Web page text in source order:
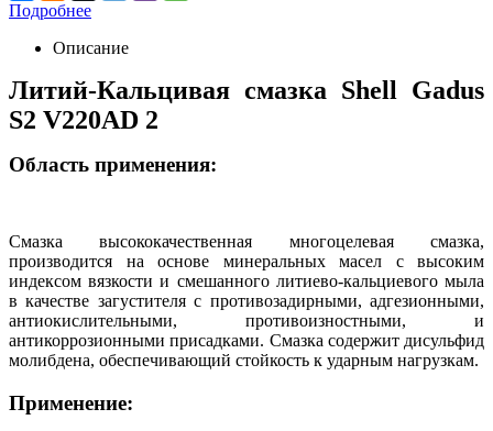
Подробнее
Описание
Литий-Кальцивая смазка Shell Gadus
S2 V220AD 2
Область применения:
Смазка высококачественная многоцелевая смазка,
производится на основе минеральных масел с высоким
индексом вязкости и смешанного литиево-кальциевого мыла
в качестве загустителя с противозадирными, адгезионными,
антиокислительными, противоизностными, и
антикоррозионными присадками. Смазка содержит дисульфид
молибдена, обеспечивающий стойкость к ударным нагрузкам.
Применение: